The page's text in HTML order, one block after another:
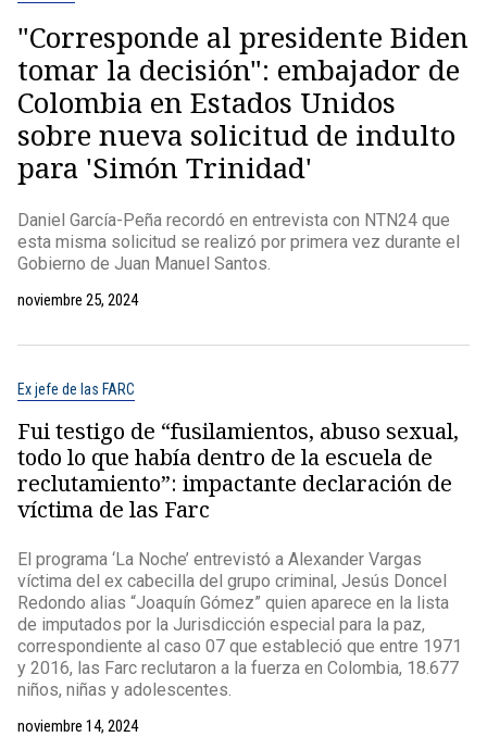
"Corresponde al presidente Biden
tomar la decisión": embajador de
Colombia en Estados Unidos
sobre nueva solicitud de indulto
para 'Simón Trinidad'
Daniel García-Peña recordó en entrevista con NTN24 que
esta misma solicitud se realizó por primera vez durante el
Gobierno de Juan Manuel Santos.
noviembre 25, 2024
Ex jefe de las FARC
Fui testigo de “fusilamientos, abuso sexual,
todo lo que había dentro de la escuela de
reclutamiento”: impactante declaración de
víctima de las Farc
El programa ‘La Noche’ entrevistó a Alexander Vargas
víctima del ex cabecilla del grupo criminal, Jesús Doncel
Redondo alias “Joaquín Gómez” quien aparece en la lista
de imputados por la Jurisdicción especial para la paz,
correspondiente al caso 07 que estableció que entre 1971
y 2016, las Farc reclutaron a la fuerza en Colombia, 18.677
niños, niñas y adolescentes.
noviembre 14, 2024